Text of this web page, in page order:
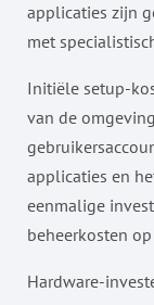
applicaties zijn
met
Initiële setup-
van de
applicaties en
eenmalige
beheerkosten
Hardware-